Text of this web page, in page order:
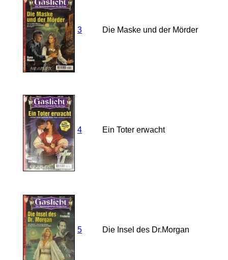
3 Die Maske und der Mörder
4 Ein Toter erwacht
5 Die Insel des Dr.Morgan